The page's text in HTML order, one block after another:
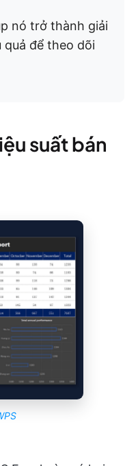
nó trở thành giải
quả để theo dõi
suất bán